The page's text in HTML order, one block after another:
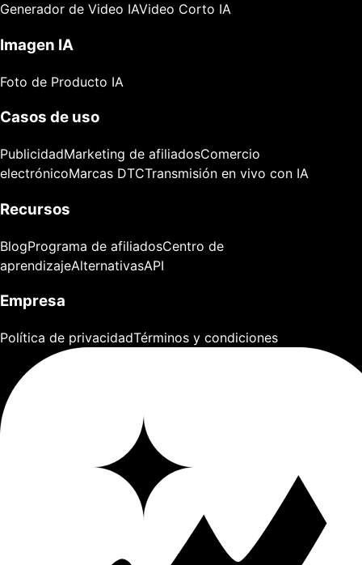
Generador de Video IAVideo Corto IA
Imagen IA
Foto de Producto IA
Casos de uso
PublicidadMarketing de afiliadosComercio
electrónicoMarcas DTCTransmisión en vivo con IA
Recursos
BlogPrograma de afiliadosCentro de
aprendizajeAlternativasAPI
Empresa
Política de privacidadTérminos y condiciones